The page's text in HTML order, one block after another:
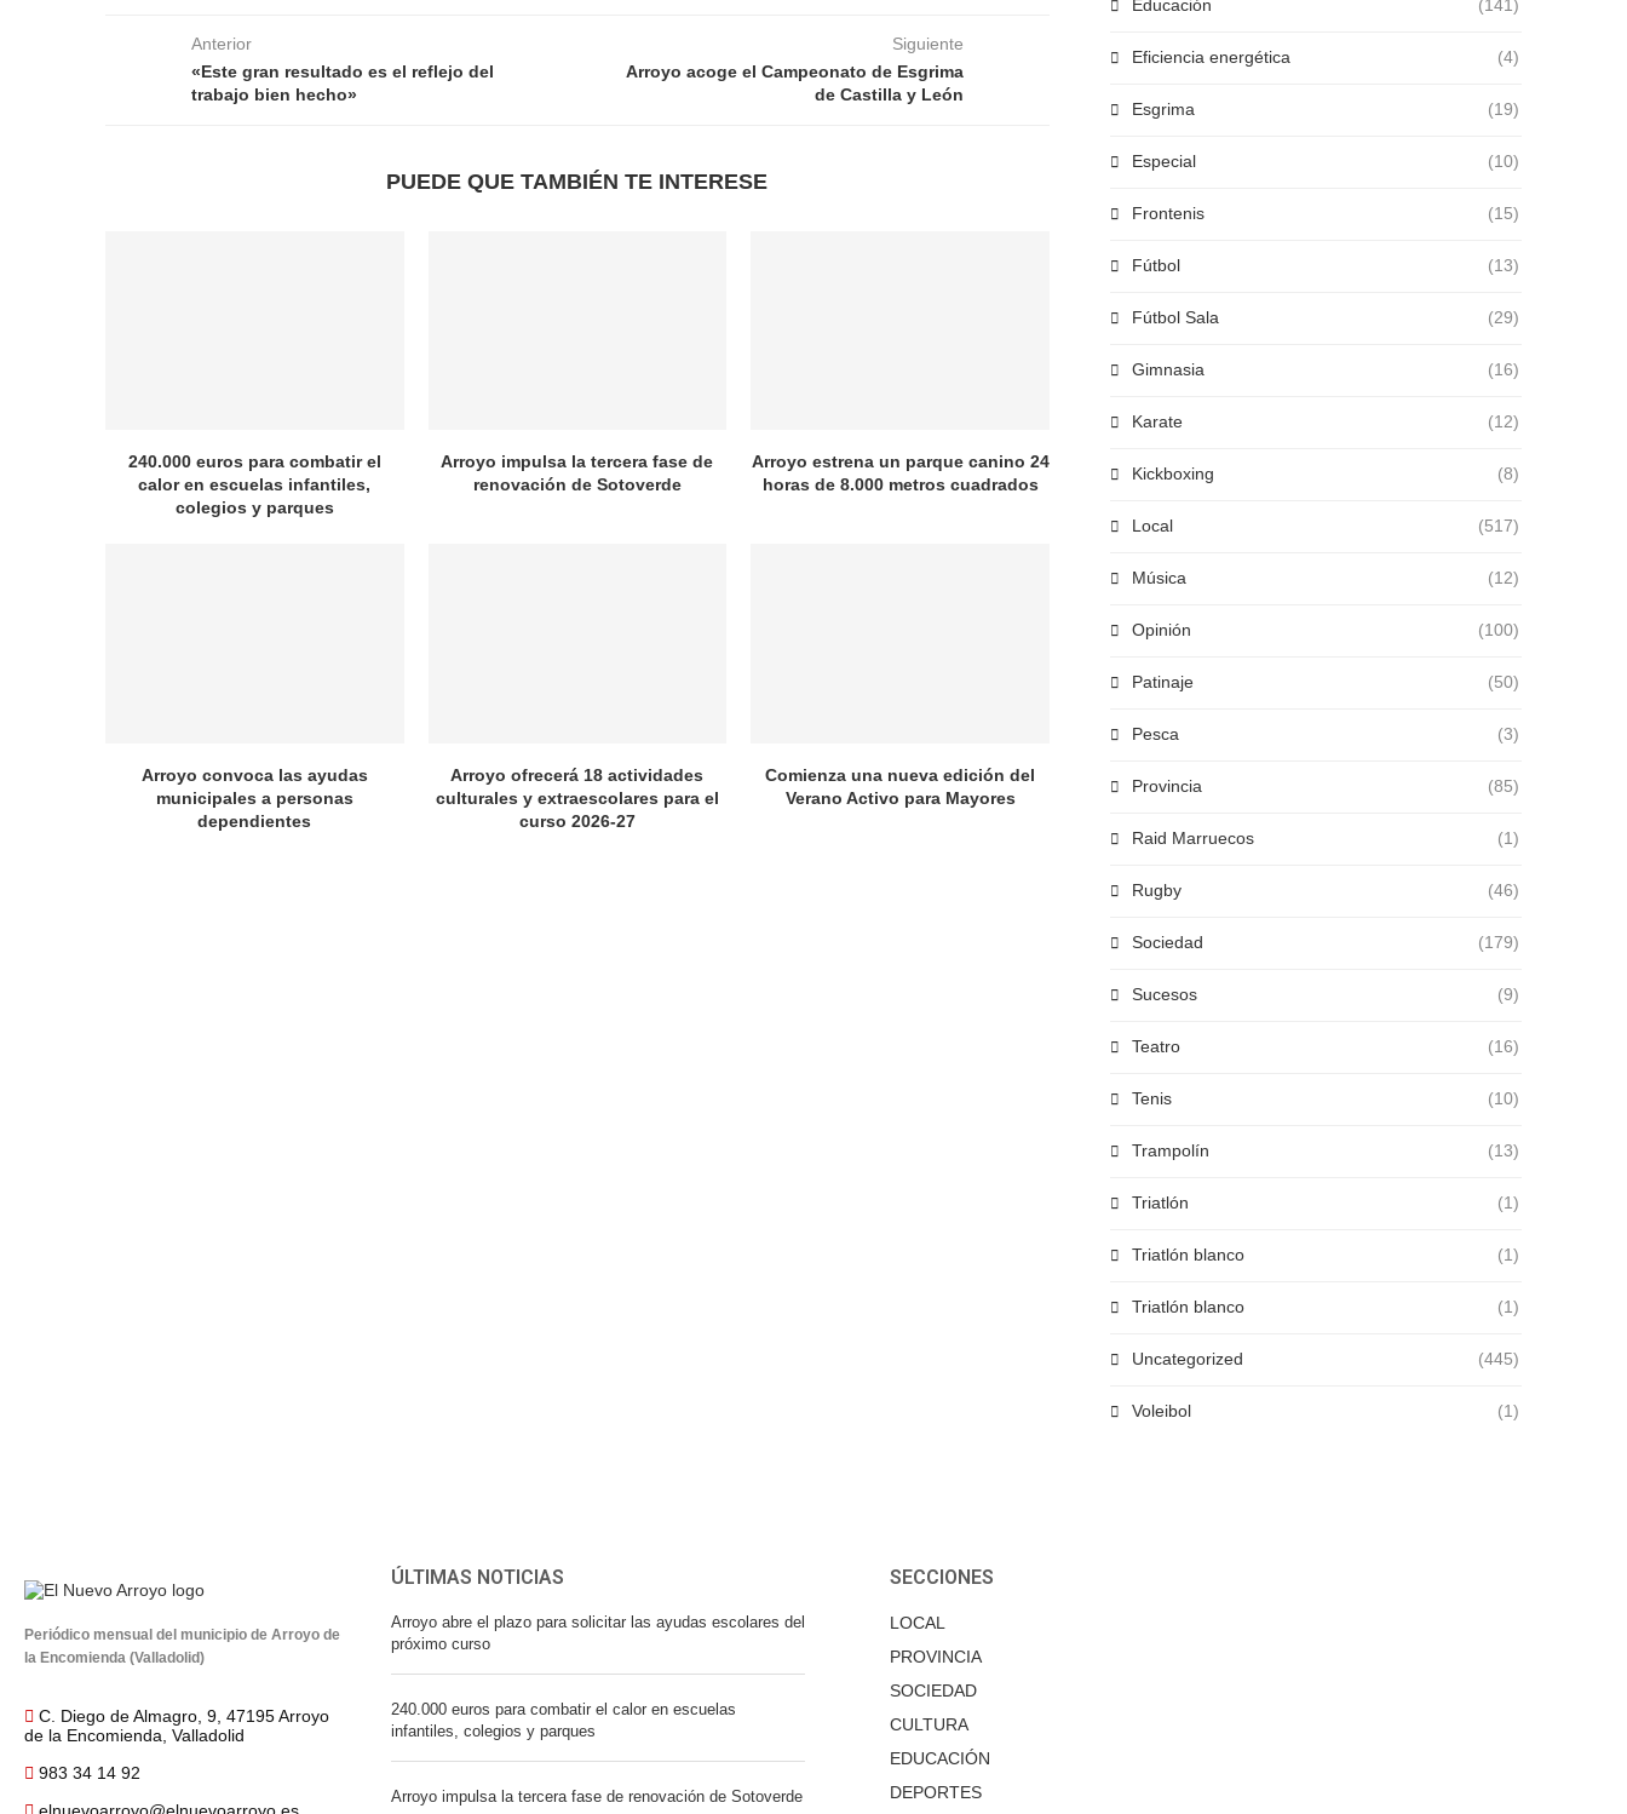
Anterior
«Este gran resultado es el reflejo del
trabajo bien hecho»
Siguiente
Arroyo acoge el Campeonato de Esgrima
de Castilla y León
PUEDE QUE TAMBIÉN TE INTERESE
240.000 euros para combatir el
calor en escuelas infantiles,
colegios y parques
Arroyo impulsa la tercera fase de
renovación de Sotoverde
Arroyo estrena un parque canino 24
horas de 8.000 metros cuadrados
Arroyo convoca las ayudas
municipales a personas
dependientes
Arroyo ofrecerá 18 actividades
culturales y extraescolares para el
curso 2026-27
Comienza una nueva edición del
Verano Activo para Mayores
Educación (141)
Eficiencia energética (4)
Esgrima (19)
Especial (10)
Frontenis (15)
Fútbol (13)
Fútbol Sala (29)
Gimnasia (16)
Karate (12)
Kickboxing (8)
Local (517)
Música (12)
Opinión (100)
Patinaje (50)
Pesca (3)
Provincia (85)
Raid Marruecos (1)
Rugby (46)
Sociedad (179)
Sucesos (9)
Teatro (16)
Tenis (10)
Trampolín (13)
Triatlón (1)
Triatlón blanco (1)
Triatlón blanco (1)
Uncategorized (445)
Voleibol (1)
Periódico mensual del municipio de Arroyo de
la Encomienda (Valladolid)
C. Diego de Almagro, 9, 47195 Arroyo
de la Encomienda, Valladolid
983 34 14 92
ÚLTIMAS NOTICIAS
Arroyo abre el plazo para solicitar las ayudas escolares del
próximo curso
240.000 euros para combatir el calor en escuelas
infantiles, colegios y parques
Arroyo impulsa la tercera fase de renovación de Sotoverde
SECCIONES
LOCAL
PROVINCIA
SOCIEDAD
CULTURA
EDUCACIÓN
DEPORTES